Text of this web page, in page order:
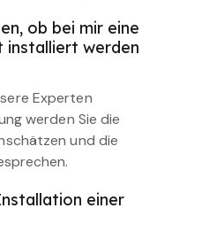
ob bei mir eine
installiert werden
Experten
werden Sie die
und die
einer